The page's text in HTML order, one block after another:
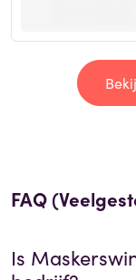
FAQ
Is